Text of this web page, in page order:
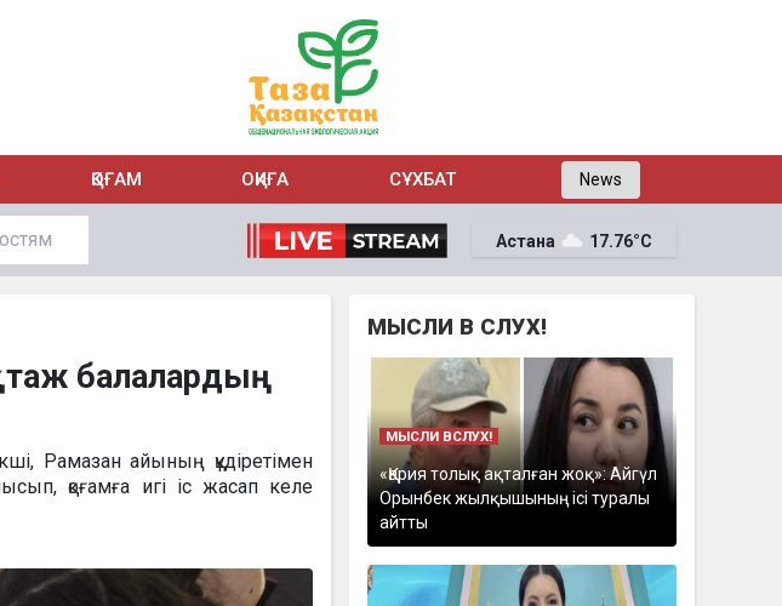
ҚОҒАМ ОҚИҒА СҰХБАТ News
Астана 17.76°C
балалардың
Рамазан айының құдіретімен
қоғамға игі іс жасап келе
МЫСЛИ В СЛУХ!
МЫСЛИ ВСЛУХ!
«Қария толық ақталған жоқ»: Айгүл
Орынбек жылқышының ісі туралы
айтты